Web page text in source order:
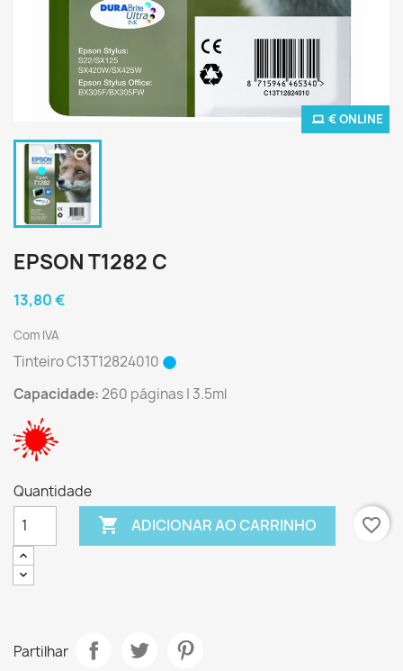
€ ONLINE
EPSON T1282 C
13,80 €
Com IVA
Tinteiro C13T12824010
Capacidade:260 páginas | 3.5ml
Quantidade
 ADICIONAR AO CARRINHO favorite_border
Partilhar